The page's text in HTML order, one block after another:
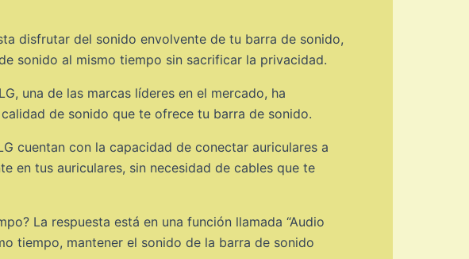
disfrutar del sonido envolvente de tu barra de sonido,
sonido al mismo tiempo sin sacrificar la privacidad.
una de las marcas líderes en el mercado, ha
de sonido que te ofrece tu barra de sonido.
cuentan con la capacidad de conectar auriculares a
en tus auriculares, sin necesidad de cables que te
La respuesta está en una función llamada “Audio
tiempo, mantener el sonido de la barra de sonido